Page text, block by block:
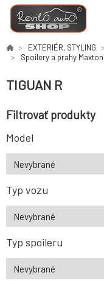
EXTERIÉR, STYLING
Spoilery a prahy
TIGUAN R
Filtrovať produkty
Model
Typ vozu
Typ spoileru